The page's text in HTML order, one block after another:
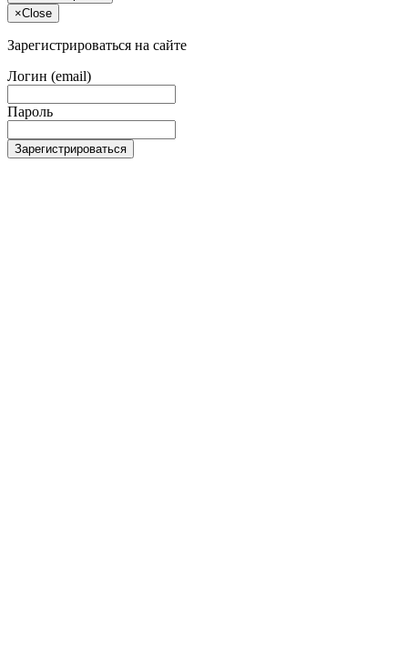
×Close
Зарегистрироваться на сайте
Логин (email)
Пароль
Зарегистрироваться